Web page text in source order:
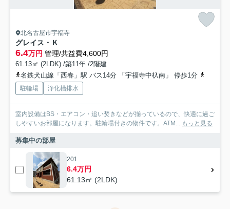
北名古屋市宇福寺
グレイス・Ｋ
6.4万円 管理/共益費4,600円
61.13㎡ (2LDK) /築11年 /2階建
名鉄犬山線「西春」駅 バス14分 「宇福寺中杁南」 停歩1分
駐輪場 浄化槽排水
室内設備はBS・エアコン・追い焚きなどが揃っているので、快適に過ご
しやすいお部屋になります。駐輪場付きの物件です。ATM... もっと見る
募集中の部屋
201
6.4万円
61.13㎡ (2LDK)